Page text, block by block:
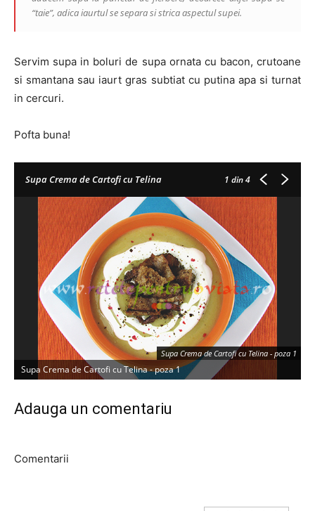
“taie”, adica iaurtul se separa si strica aspectul supei.
Servim supa in boluri de supa ornata cu bacon, crutoane
si smantana sau iaurt gras subtiat cu putina apa si turnat
in cercuri.
Pofta buna!
Supa Crema de Cartofi cu Telina 1 din 4
Supa Crema de Cartofi cu Telina - poza 1
Supa Crema de Cartofi cu Telina - poza 1
Adauga un comentariu
Comentarii